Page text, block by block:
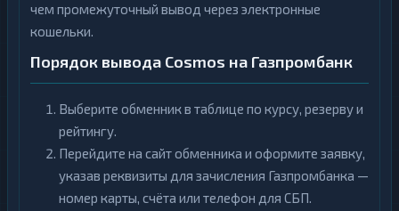
чем промежуточный вывод через электронные
кошельки.
Порядок вывода Cosmos на Газпромбанк
Выберите обменник в таблице по курсу, резерву и
рейтингу.
Перейдите на сайт обменника и оформите заявку,
указав реквизиты для зачисления Газпромбанка —
номер карты, счёта или телефон для СБП.